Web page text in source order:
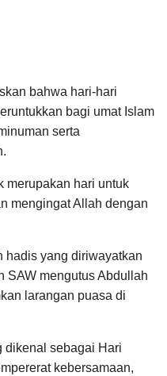
bahwa hari-hari
bagi umat Islam
serta
merupakan hari untuk
mengingat Allah dengan
hadis yang diriwayatkan
SAW mengutus Abdullah
larangan puasa di
dikenal sebagai Hari
kebersamaan,